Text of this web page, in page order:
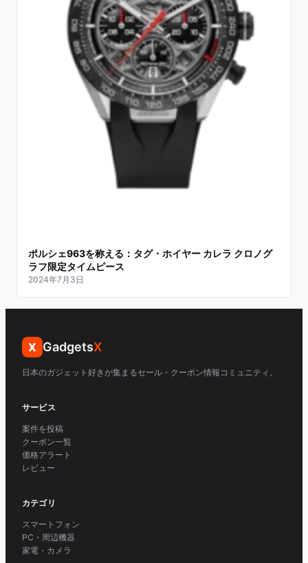
ポルシェ963を称える：タグ・ホイヤー カレラ クロノグ
ラフ限定タイムピース
2024年7月3日
X GadgetsX
日本のガジェット好きが集まるセール・クーポン情報コミュニティ。
サービス
案件を投稿
クーポン一覧
価格アラート
レビュー
カテゴリ
スマートフォン
PC・周辺機器
家電・カメラ